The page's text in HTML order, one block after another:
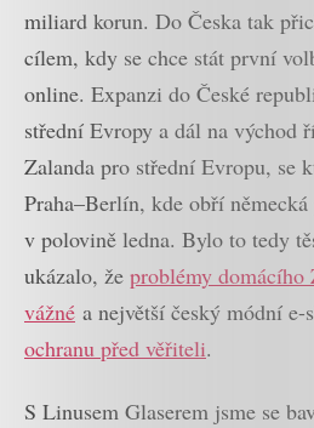
miliard korun. Do Česka tak
cílem, kdy se chce stát první
online. Expanzi do České
střední Evropy a dál na východ
Zalanda pro střední Evropu, se
Praha–Berlín, kde obří
v polovině ledna. Bylo to tedy
ukázalo, že problémy domácího
vážné a největší český módní e-
ochranu před věřiteli.
S Linusem Glaserem jsme se